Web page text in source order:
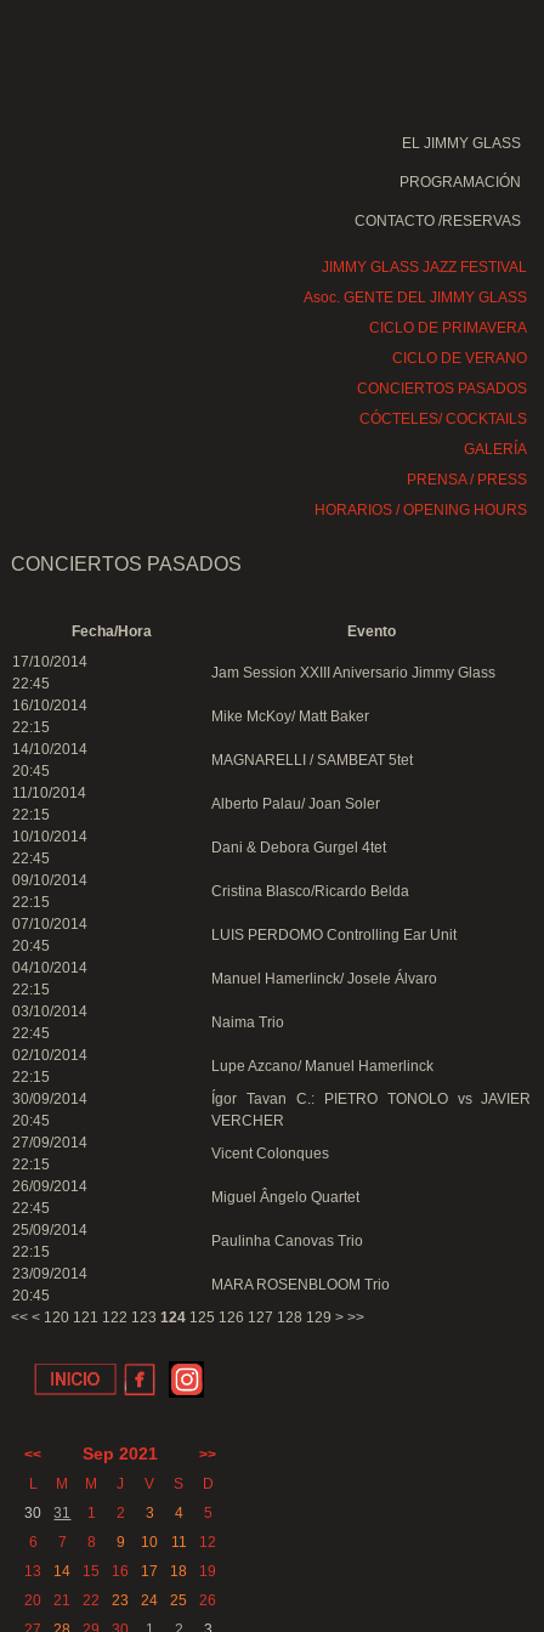
EL JIMMY GLASS
PROGRAMACIÓN
CONTACTO /RESERVAS
JIMMY GLASS JAZZ FESTIVAL
Asoc. GENTE DEL JIMMY GLASS
CICLO DE PRIMAVERA
CICLO DE VERANO
CONCIERTOS PASADOS
CÓCTELES/ COCKTAILS
GALERÍA
PRENSA / PRESS
HORARIOS / OPENING HOURS
CONCIERTOS PASADOS
Fecha/Hora
Evento
17/10/2014
22:45
Jam Session XXIII Aniversario Jimmy Glass
16/10/2014
22:15
Mike McKoy/ Matt Baker
14/10/2014
20:45
MAGNARELLI / SAMBEAT 5tet
11/10/2014
22:15
Alberto Palau/ Joan Soler
10/10/2014
22:45
Dani & Debora Gurgel 4tet
09/10/2014
22:15
Cristina Blasco/Ricardo Belda
07/10/2014
20:45
LUIS PERDOMO Controlling Ear Unit
04/10/2014
22:15
Manuel Hamerlinck/ Josele Álvaro
03/10/2014
22:45
Naima Trio
02/10/2014
22:15
Lupe Azcano/ Manuel Hamerlinck
30/09/2014
20:45
Ígor Tavan C.: PIETRO TONOLO vs JAVIER
VERCHER
27/09/2014
22:15
Vicent Colonques
26/09/2014
22:45
Miguel Ângelo Quartet
25/09/2014
22:15
Paulinha Canovas Trio
23/09/2014
20:45
MARA ROSENBLOOM Trio
<< < 120 121 122 123 124 125 126 127 128 129 > >>
<< Sep 2021
>>
L
M M J V S
D
30
31 1 2 3 4
5
6
7 8 9 10 11
12
13
14 15 16 17 18
19
20
21 22 23 24 25
26